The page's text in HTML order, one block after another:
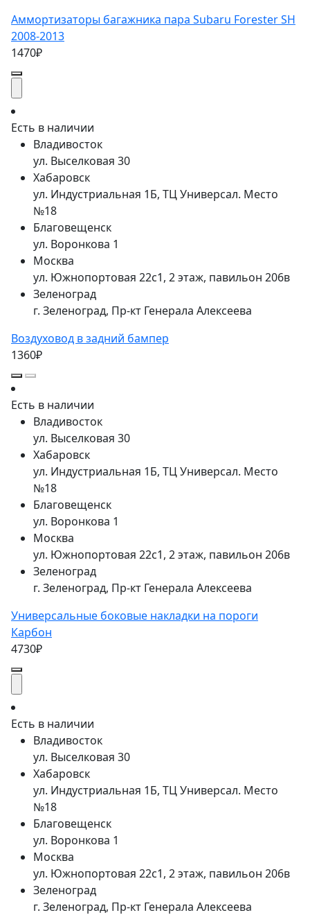
Аммортизаторы багажника пара Subaru Forester SH
2008-2013
1470₽
Есть в наличии
Владивосток
ул. Выселковая 30
Хабаровск
ул. Индустриальная 1Б, ТЦ Универсал. Место
№18
Благовещенск
ул. Воронкова 1
Москва
ул. Южнопортовая 22с1, 2 этаж, павильон 206в
Зеленоград
г. Зеленоград, Пр-кт Генерала Алексеева
Воздуховод в задний бампер
1360₽
Есть в наличии
Владивосток
ул. Выселковая 30
Хабаровск
ул. Индустриальная 1Б, ТЦ Универсал. Место
№18
Благовещенск
ул. Воронкова 1
Москва
ул. Южнопортовая 22с1, 2 этаж, павильон 206в
Зеленоград
г. Зеленоград, Пр-кт Генерала Алексеева
Универсальные боковые накладки на пороги
Карбон
4730₽
Есть в наличии
Владивосток
ул. Выселковая 30
Хабаровск
ул. Индустриальная 1Б, ТЦ Универсал. Место
№18
Благовещенск
ул. Воронкова 1
Москва
ул. Южнопортовая 22с1, 2 этаж, павильон 206в
Зеленоград
г. Зеленоград, Пр-кт Генерала Алексеева